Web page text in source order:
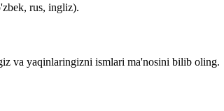
rus, ingliz).
va yaqinlaringizni ismlari ma'nosini bilib oling.